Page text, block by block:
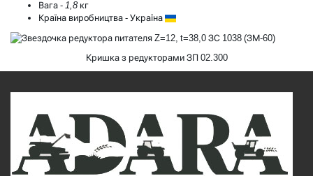
Вага - 1,8 кг
Країна виробництва - Україна
Кришка з редукторами ЗП 02.300